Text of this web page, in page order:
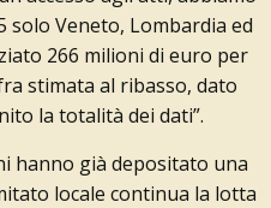
solo Veneto, Lombardia ed
266 milioni di euro per
stimata al ribasso, dato
la totalità dei dati”.
hanno già depositato una
locale continua la lotta